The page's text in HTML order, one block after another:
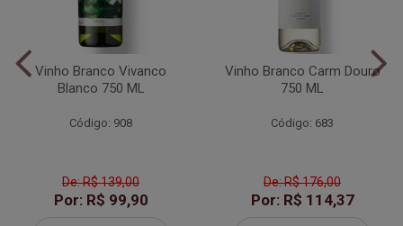
Vinho Branco Vivanco
Blanco 750 ML
Código: 908
De: R$ 139,00
Por: R$ 99,90
Vinho Branco Carm Douro
750 ML
Código: 683
De: R$ 176,00
Por: R$ 114,37